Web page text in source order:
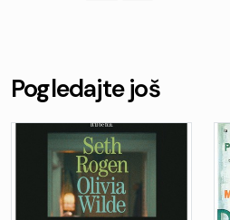
Pogledajte još